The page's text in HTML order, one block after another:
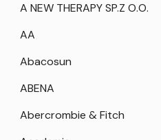
A NEW THERAPY SP.Z O.O.
AA
Abacosun
ABENA
Abercrombie & Fitch